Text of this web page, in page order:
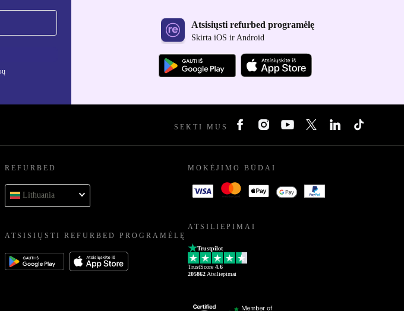
Atsisiųsti refurbed programėlę
Skirta iOS ir Android
SEKTI MUS
REFURBED
Lithuania
ATSISIŲSTI REFURBED PROGRAMĖLĘ
MOKĖJIMO BŪDAI
ATSILIEPIMAI
Trustpilot
TrustScore 4.6
205862 Atsiliepimai